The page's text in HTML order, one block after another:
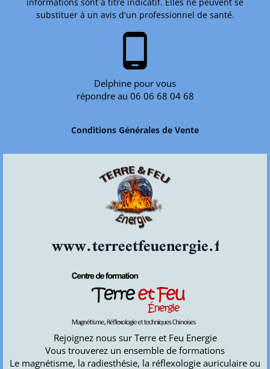
substituer à un avis d'un professionnel de santé.
phone_android
Delphine pour vous
répondre au 06 06 68 04 68
Conditions Générales de Vente
www.terreetfeuenergie.fr
Rejoignez nous sur Terre et Feu Energie
Vous trouverez un ensemble de formations
Le magnétisme, la radiesthésie, la réflexologie auriculaire ou